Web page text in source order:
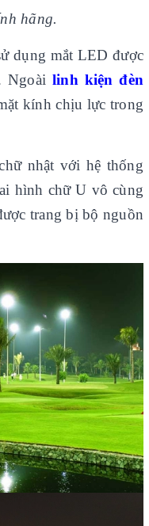
hãng.
dụng mắt LED được
Ngoài linh kiện đèn
kính chịu lực trong
nhật với hệ thống
hình chữ U vô cùng
trang bị bộ nguồn